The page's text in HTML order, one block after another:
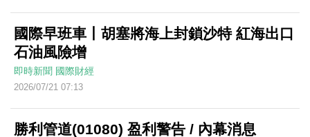
國際早班車丨胡塞將海上封鎖沙特 紅海出口
石油風險增
即時新聞 國際財經
2026/07/21 07:13
勝利管道(01080) 盈利警告 / 內幕消息